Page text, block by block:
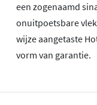
een zogenaamd
onuitpoetsbare
wijze aangetaste
vorm van garantie.